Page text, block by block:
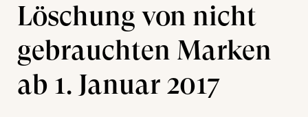
Löschung von nicht
gebrauchten Marken
ab 1. Januar 2017